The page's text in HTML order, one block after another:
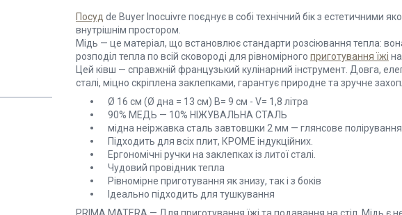
Посуд de Buyer Inocuivre поєднує в собі технічний бік з естетичними
внутрішнім простором.
Мідь — це матеріал, що встановлює стандарти розсіювання тепла:
розподіл тепла по всій сковороді для рівномірного приготування їжі
Цей ківш — справжній французький кулінарний інструмент. Довга,
сталі, міцно скріплена заклепками, гарантує природне та зручне
Ø 16 см (Ø дна = 13 см) В= 9 см - V= 1,8 літра
90% МЕДЬ — 10% НІЖУВАЛЬНА СТАЛЬ
мідна неіржавка сталь завтовшки 2 мм — глянсове полірування
Підходить для всіх плит, КРОМЕ індукційних.
Ергономічні ручки на заклепках із литої сталі.
Чудовий провідник тепла
Рівномірне приготування як знизу, так і з боків
Ідеально підходить для тушкування